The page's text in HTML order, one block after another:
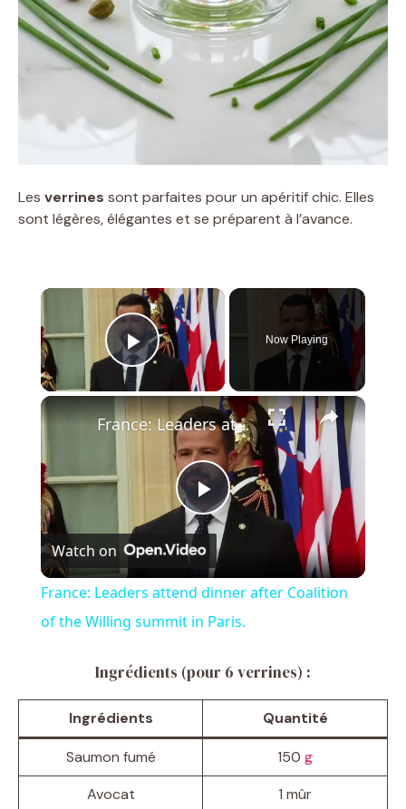
Les verrines sont parfaites pour un apéritif chic. Elles
sont légères, élégantes et se préparent à l’avance.
×
Play Video
Now Playing
×
P
l
a
y
V
i
France: Leaders attend dinner after Coalition of the Willing summit in Paris.
Watch on
France: Leaders attend dinner after Coalition
of the Willing summit in Paris.
Ingrédients (pour 6 verrines) :
Ingrédients Quantité
Saumon fumé 150 g
Avocat
1 mûr